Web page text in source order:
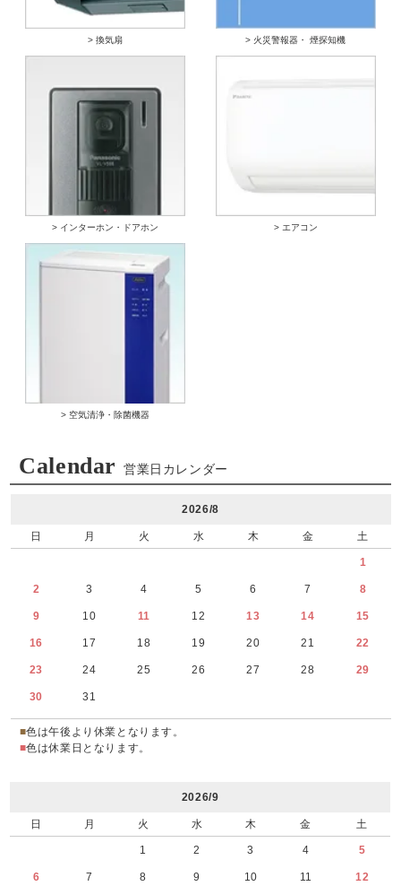
> 換気扇 > 火災警報器・ 煙探知機
> インターホン・ドアホン > エアコン
> 空気清浄・除菌機器
Calendar 営業日カレンダー
2026/8
日 月 火 水 木 金 土
1
2 3 4 5 6 7 8
9 10 11 12 13 14 15
16 17 18 19 20 21 22
23 24 25 26 27 28 29
30 31
■色は午後より休業となります。
■色は休業日となります。
2026/9
日 月 火 水 木 金 土
1 2 3 4 5
6 7 8 9 10 11 12